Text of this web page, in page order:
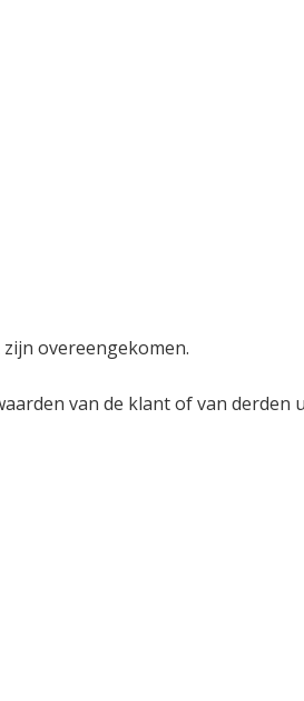
overeengekomen.
van de klant of van derden